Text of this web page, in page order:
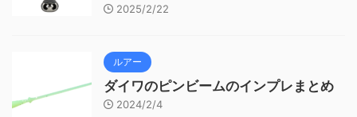
2025/2/22
ルアー
ダイワのピンビームのインプレまとめ
2024/2/4